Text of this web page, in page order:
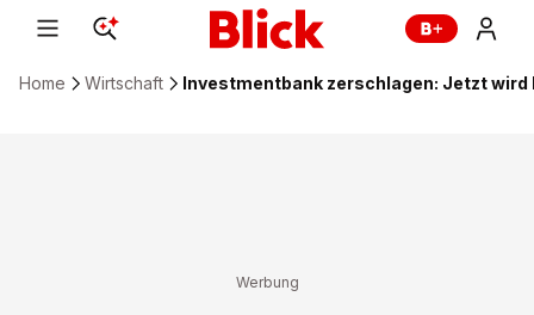
Home Wirtschaft Investmentbank zerschlagen: Jetzt